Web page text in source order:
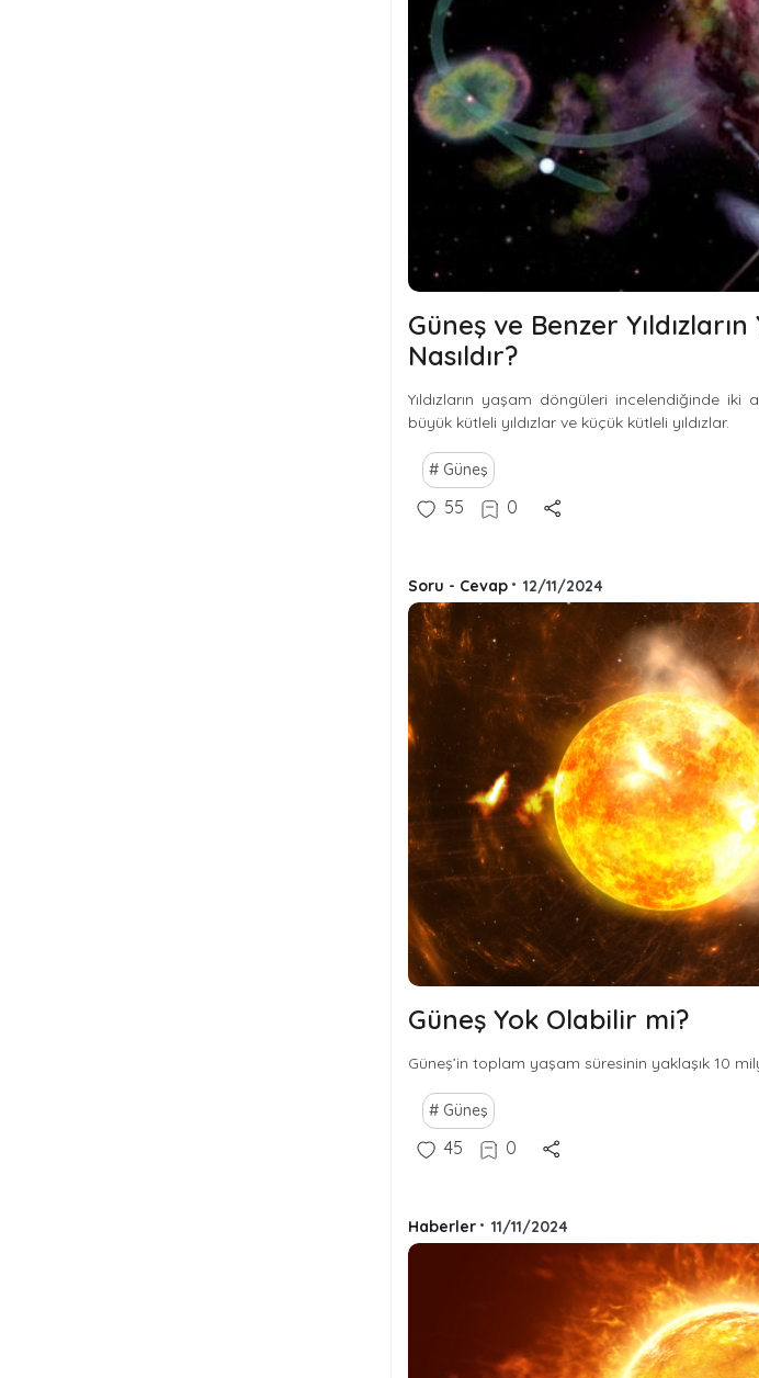
Güneş ve Benzer
Nasıldır?
Yıldızların yaşam döngüleri incelendiğinde iki
büyük kütleli yıldızlar ve küçük kütleli yıldızlar.
Güneş
55 0
Soru - Cevap • 12/11/2024
Güneş Yok Olabilir mi?
Güneş’in toplam yaşam süresinin yaklaşık 10
Güneş
45 0
Haberler • 11/11/2024